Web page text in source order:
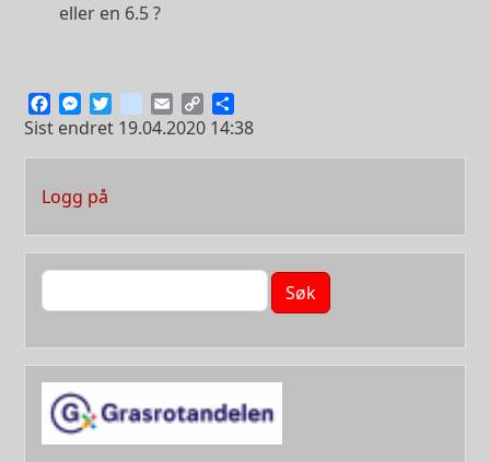
eller en 6.5 ?
FacebookMessenger
Twitterinstagram
EmailCopy
Link
Sist endret 19.04.2020 14:38
User account menu
Logg på
Søk